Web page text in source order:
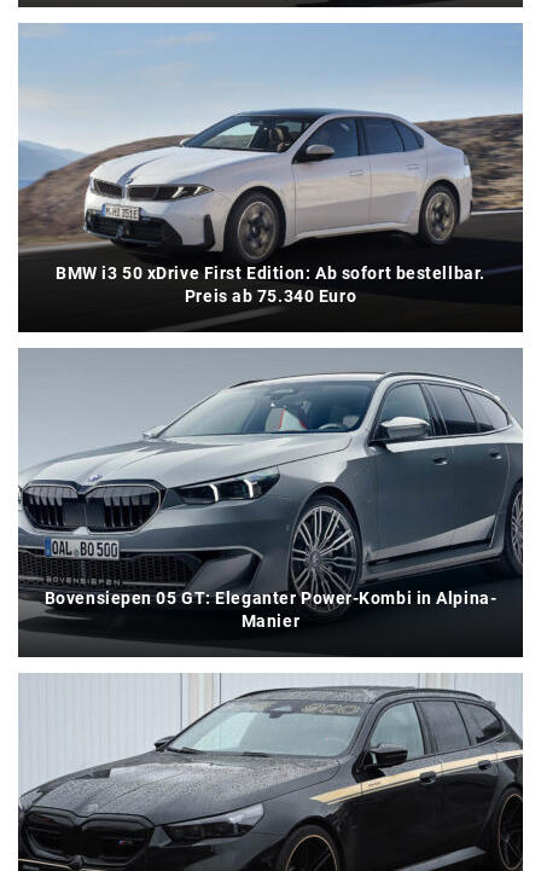
BMW i3 50 xDrive First Edition: Ab sofort bestellbar.
Preis ab 75.340 Euro
Bovensiepen 05 GT: Eleganter Power-Kombi in Alpina-
Manier